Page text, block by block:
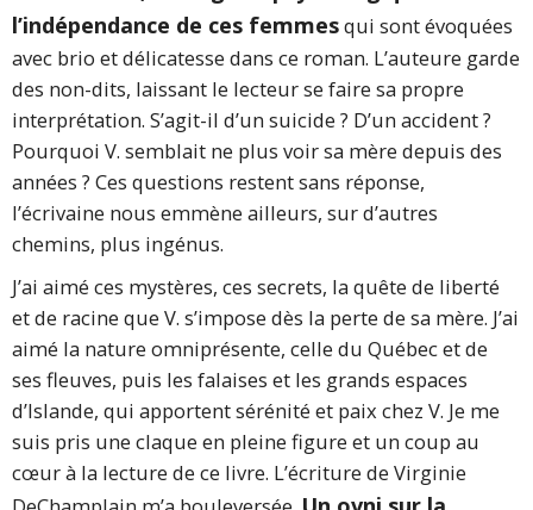
l’indépendance de ces femmesqui sont évoquées
avec brio et délicatesse dans ce roman. L’auteure garde
des non-dits, laissant le lecteur se faire sa propre
interprétation. S’agit-il d’un suicide ? D’un accident ?
Pourquoi V. semblait ne plus voir sa mère depuis des
années ? Ces questions restent sans réponse,
l’écrivaine nous emmène ailleurs, sur d’autres
chemins, plus ingénus.
J’ai aimé ces mystères, ces secrets, la quête de liberté
et de racine que V. s’impose dès la perte de sa mère. J’ai
aimé la nature omniprésente, celle du Québec et de
ses fleuves, puis les falaises et les grands espaces
d’Islande, qui apportent sérénité et paix chez V. Je me
suis pris une claque en pleine figure et un coup au
cœur à la lecture de ce livre. L’écriture de Virginie